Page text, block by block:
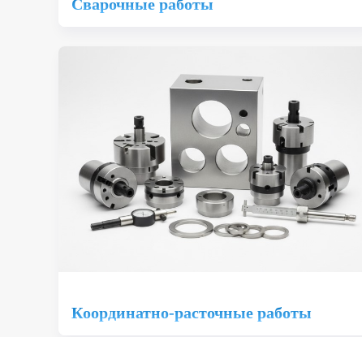
Сварочные работы
Координатно-расточные работы